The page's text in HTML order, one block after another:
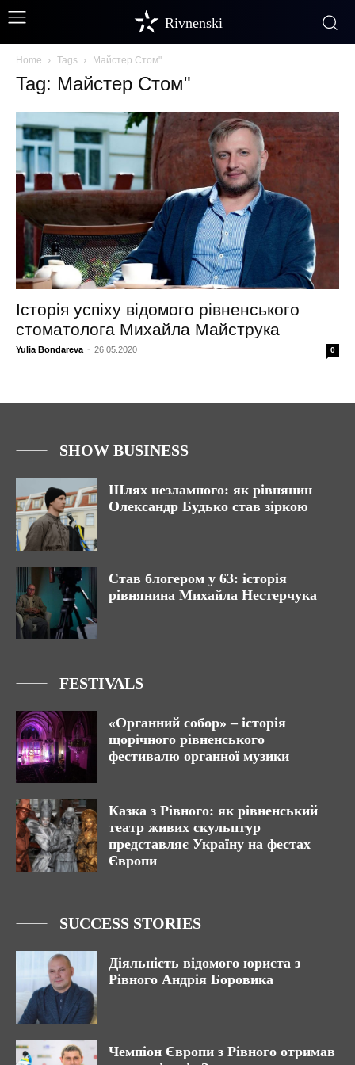
Rivnenski
Home Tags Майстер Стом"
Tag: Майстер Стом"
Історія успіху відомого рівненського
стоматолога Михайла Майструка
Yulia Bondareva - 26.05.2020 0
SHOW BUSINESS
Шлях незламного: як рівнянин
Олександр Будько став зіркою
Став блогером у 63: історія
рівнянина Михайла Нестерчука
FESTIVALS
«Органний собор» – історія
щорічного рівненського
фестивалю органної музики
Казка з Рівного: як рівненський
театр живих скульптур
представляє Україну на фестах
Європи
SUCCESS STORIES
Діяльність відомого юриста з
Рівного Андрія Боровика
Чемпіон Європи з Рівного отримав